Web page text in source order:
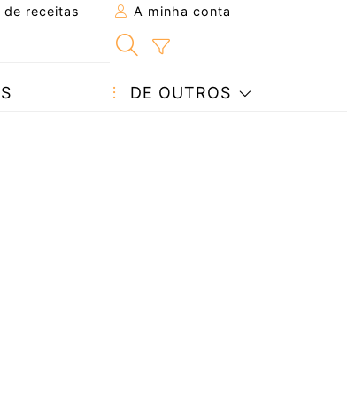
de receitas A minha conta
DE OUTROS
um amigo
o autor da receita
receita? Compartilhe